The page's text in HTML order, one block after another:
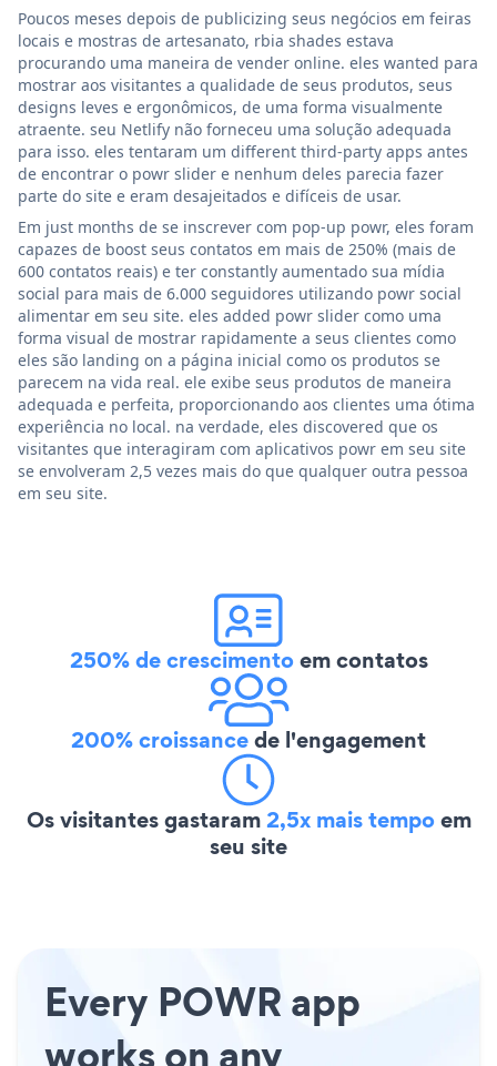
Poucos meses depois de publicizing seus negócios em feiras
locais e mostras de artesanato, rbia shades estava
procurando uma maneira de vender online. eles wanted para
mostrar aos visitantes a qualidade de seus produtos, seus
designs leves e ergonômicos, de uma forma visualmente
atraente. seu Netlify não forneceu uma solução adequada
para isso. eles tentaram um different third-party apps antes
de encontrar o powr slider e nenhum deles parecia fazer
parte do site e eram desajeitados e difíceis de usar.
Em just months de se inscrever com pop-up powr, eles foram
capazes de boost seus contatos em mais de 250% (mais de
600 contatos reais) e ter constantly aumentado sua mídia
social para mais de 6.000 seguidores utilizando powr social
alimentar em seu site. eles added powr slider como uma
forma visual de mostrar rapidamente a seus clientes como
eles são landing on a página inicial como os produtos se
parecem na vida real. ele exibe seus produtos de maneira
adequada e perfeita, proporcionando aos clientes uma ótima
experiência no local. na verdade, eles discovered que os
visitantes que interagiram com aplicativos powr em seu site
se envolveram 2,5 vezes mais do que qualquer outra pessoa
em seu site.
250% de crescimentoem contatos
200% croissancede l'engagement
Os visitantes gastaram2,5x mais tempoem
seu site
Every POWR app
works on any